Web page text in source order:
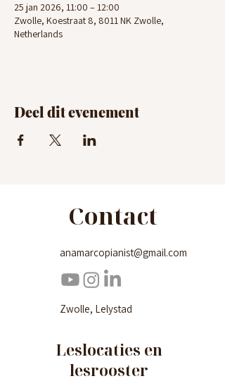
25 jan 2026, 11:00 – 12:00
Zwolle, Koestraat 8, 8011 NK Zwolle,
Netherlands
Deel dit evenement
Contact
anamarcopianist@gmail.com
Zwolle, Lelystad
Leslocaties en
lesrooster